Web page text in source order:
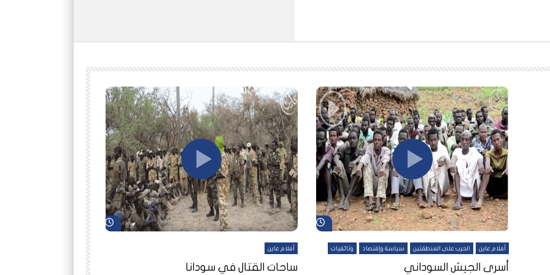
شاهد لاحقاً شاهد لاحقاً
أفلام عاين الحرب على المنطقتين سياسة وإقتصاد وثائقيات
أسرى الجيش السوداني
شاهد لاحقاً
أفلام عاين
ساحات القتال في سودانا رانيا مأمون: الثمن